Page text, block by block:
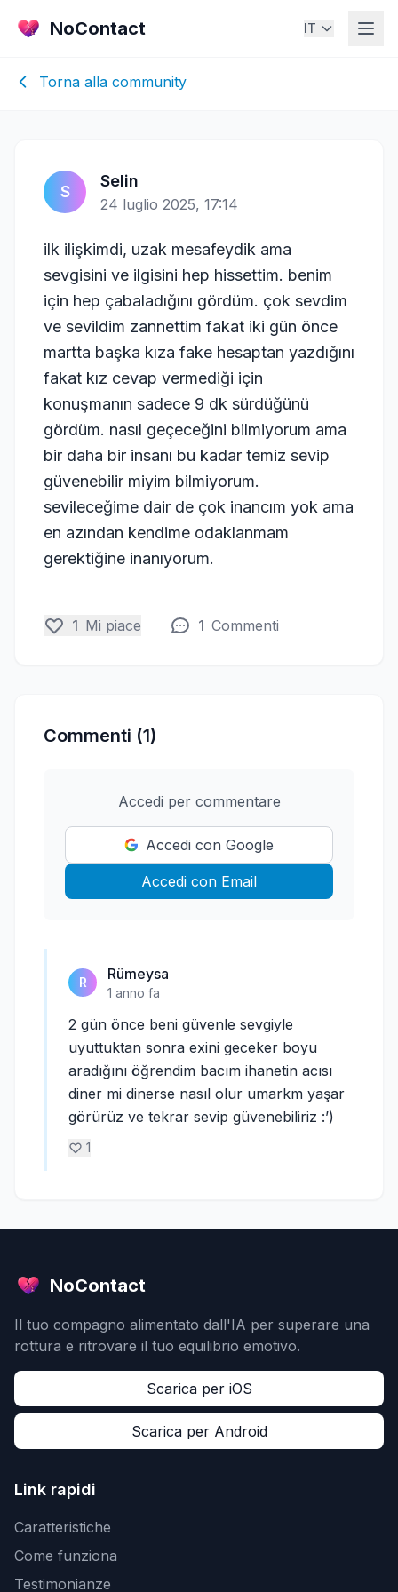
NoContact IT
Torna alla community
S
Selin
24 luglio 2025, 17:14
ilk ilişkimdi, uzak mesafeydik ama
sevgisini ve ilgisini hep hissettim. benim
için hep çabaladığını gördüm. çok sevdim
ve sevildim zannettim fakat iki gün önce
martta başka kıza fake hesaptan yazdığını
fakat kız cevap vermediği için
konuşmanın sadece 9 dk sürdüğünü
gördüm. nasıl geçeceğini bilmiyorum ama
bir daha bir insanı bu kadar temiz sevip
güvenebilir miyim bilmiyorum.
sevileceğime dair de çok inancım yok ama
en azından kendime odaklanmam
gerektiğine inanıyorum.
1 Mi piace 1 Commenti
Commenti (1)
Accedi per commentare
Accedi con Google
Accedi con Email
R Rümeysa
1 anno fa
2 gün önce beni güvenle sevgiyle
uyuttuktan sonra exini geceker boyu
aradığını öğrendim bacım ihanetin acısı
diner mi dinerse nasıl olur umarkm yaşar
görürüz ve tekrar sevip güvenebiliriz :’)
1
NoContact
Il tuo compagno alimentato dall'IA per superare una
rottura e ritrovare il tuo equilibrio emotivo.
Scarica per iOS
Scarica per Android
Link rapidi
Caratteristiche
Come funziona
Testimonianze